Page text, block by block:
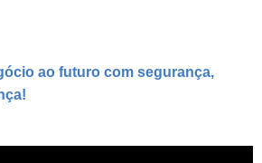
ao futuro com segurança,